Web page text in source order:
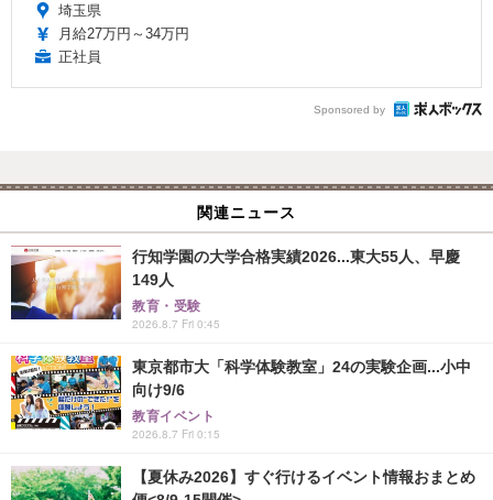
埼玉県
月給27万円～34万円
正社員
Sponsored by
関連ニュース
行知学園の大学合格実績2026...東大55人、早慶
149人
教育・受験
2026.8.7 Fri 0:45
東京都市大「科学体験教室」24の実験企画...小中
向け9/6
教育イベント
2026.8.7 Fri 0:15
【夏休み2026】すぐ行けるイベント情報おまとめ